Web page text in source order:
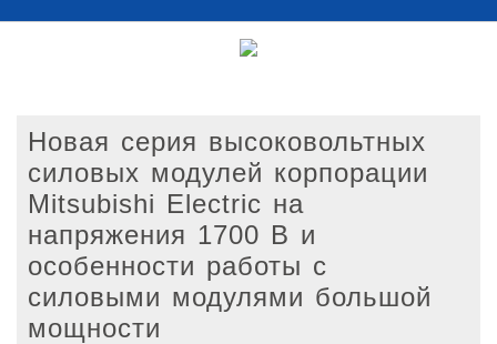
Новая серия высоковольтных
силовых модулей корпорации
Mitsubishi Electric на
напряжения 1700 В и
особенности работы с
силовыми модулями большой
мощности